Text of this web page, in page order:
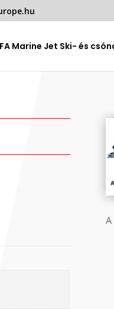
Marine Jet Ski- és